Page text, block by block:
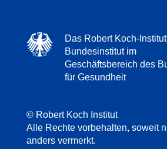
Das Robert Koch-
Bundesinstitut im
Geschäftsbereich des
für Gesundheit
© Robert Koch Institut
Alle Rechte vorbehalten, soweit
anders vermerkt.